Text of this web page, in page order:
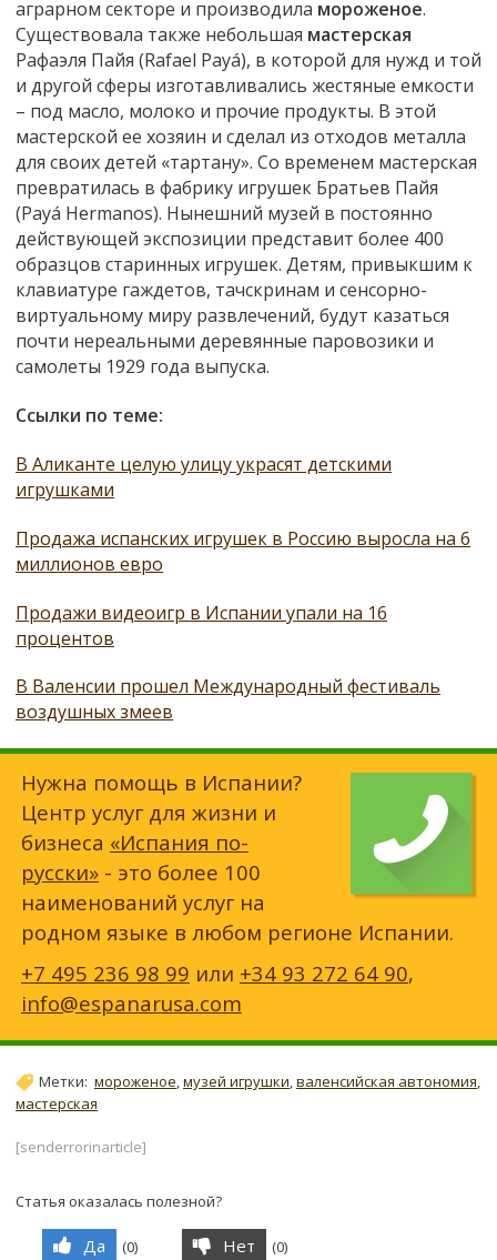
аграрном секторе и производила мороженое.
Существовала также небольшая мастерская
Рафаэля Пайя (Rafael Payá), в которой для нужд и той
и другой сферы изготавливались жестяные емкости
– под масло, молоко и прочие продукты. В этой
мастерской ее хозяин и сделал из отходов металла
для своих детей «тартану». Со временем мастерская
превратилась в фабрику игрушек Братьев Пайя
(Payá Hermanos). Нынешний музей в постоянно
действующей экспозиции представит более 400
образцов старинных игрушек. Детям, привыкшим к
клавиатуре гаждетов, тачскринам и сенсорно-
виртуальному миру развлечений, будут казаться
почти нереальными деревянные паровозики и
самолеты 1929 года выпуска.
Ссылки по теме:
В Аликанте целую улицу украсят детскими
игрушками
Продажа испанских игрушек в Россию выросла на 6
миллионов евро
Продажи видеоигр в Испании упали на 16
процентов
В Валенсии прошел Международный фестиваль
воздушных змеев
Нужна помощь в Испании?
Центр услуг для жизни и
бизнеса «Испания по-
русски» - это более 100
наименований услуг на
родном языке в любом регионе Испании.
+7 495 236 98 99 или +34 93 272 64 90,
info@espanarusa.com
Метки: мороженое,музей игрушки,валенсийская автономия,
мастерская
[senderrorinarticle]
Статья оказалась полезной?
Да (0) Нет (0)